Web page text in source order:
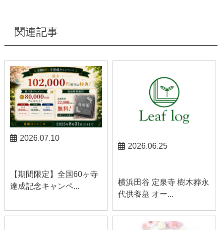
関連記事
2026.07.10
【期間限定】全国60ヶ寺
達成記念キャンペ...
2026.06.25
横浜田谷 定泉寺 樹木葬永
代供養墓 オー...